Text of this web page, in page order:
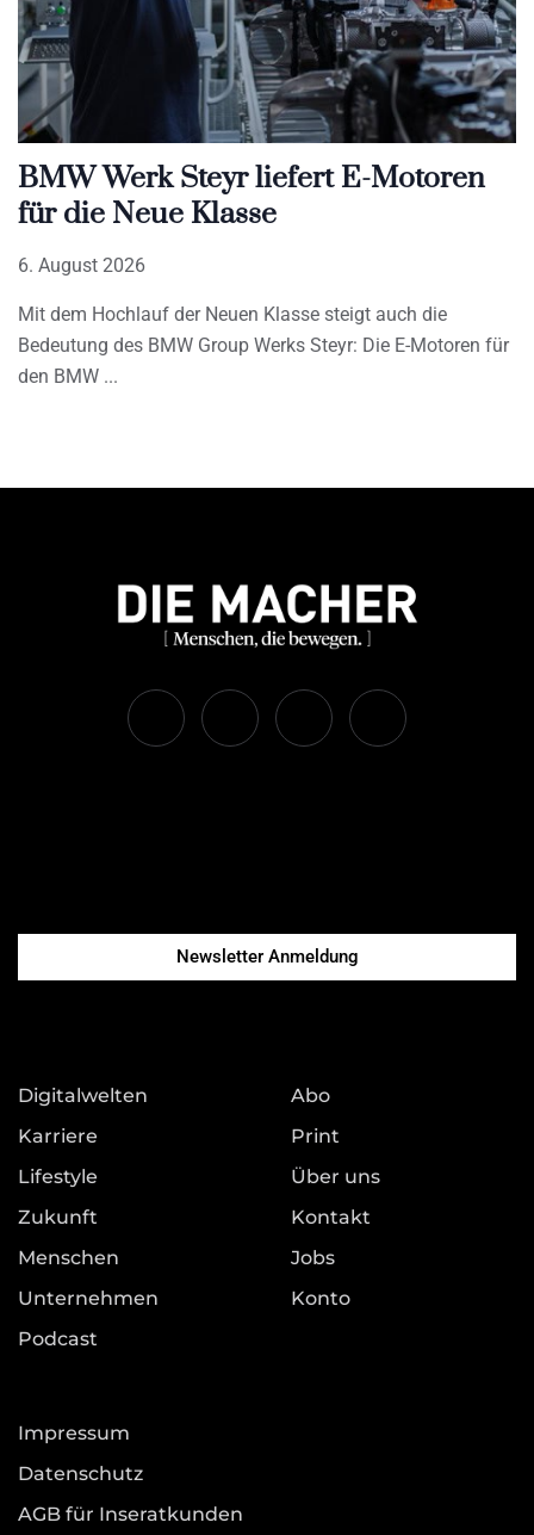
BMW Werk Steyr liefert E-Motoren
für die Neue Klasse
6. August 2026
Mit dem Hochlauf der Neuen Klasse steigt auch die
Bedeutung des BMW Group Werks Steyr: Die E-Motoren für
den BMW
Newsletter Anmeldung
Digitalwelten
Karriere
Lifestyle
Zukunft
Menschen
Unternehmen
Podcast
Abo
Print
Über uns
Kontakt
Jobs
Konto
Impressum
Datenschutz
AGB für Inseratkunden